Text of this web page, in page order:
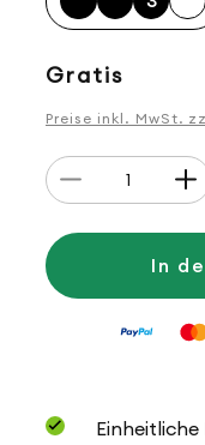
Normaler
Preis
Gratis
Preise inkl. MwSt.
Anzahl
Verringere
die
für
im
die
im
mit
In